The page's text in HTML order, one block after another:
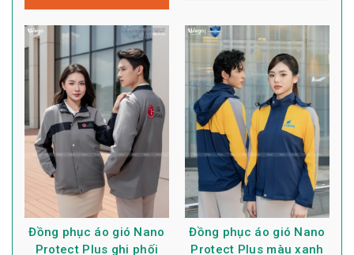
Đồng phục áo gió Nano
Protect Plus ghi phối
Đồng phục áo gió Nano
Protect Plus màu xanh